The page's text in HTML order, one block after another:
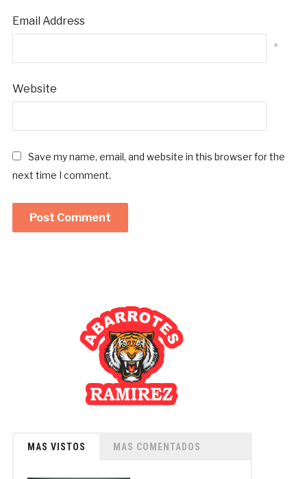
Email Address
*
Website
Save my name, email, and website in this browser for the
next time I comment.
MAS VISTOS MAS COMENTADOS